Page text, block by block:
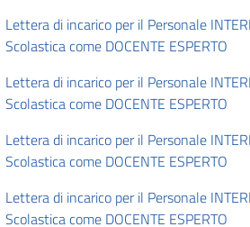
Lettera di incarico per il Personale
Scolastica come DOCENTE ESPERTO
Lettera di incarico per il Personale
Scolastica come DOCENTE ESPERTO
Lettera di incarico per il Personale
Scolastica come DOCENTE ESPERTO
Lettera di incarico per il Personale
Scolastica come DOCENTE ESPERTO